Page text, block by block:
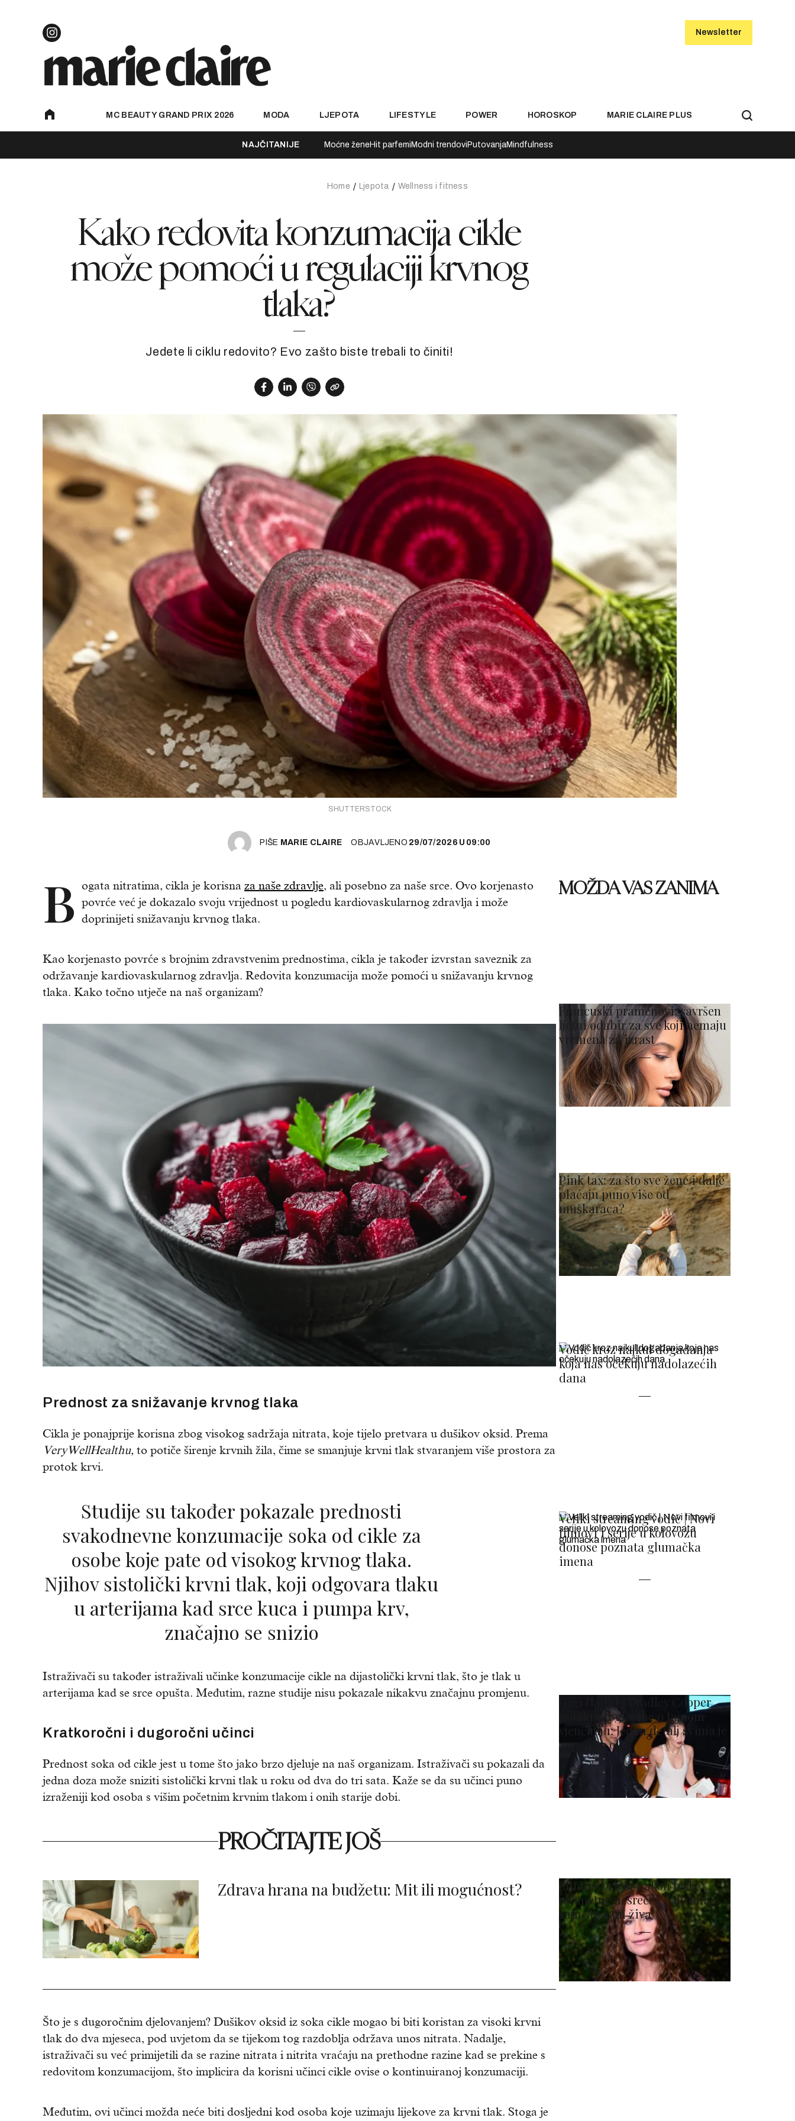
Newsletter
MC BEAUTY GRAND PRIX 2026 MODA LJEPOTA LIFESTYLE POWER HOROSKOP MARIE CLAIRE PLUS
NAJČITANIJE Moćne žene Hit parfemi Modni trendovi PutovanjaMindfulness
Home Ljepota Wellness i fitness
Kako redovita konzumacija cikle
može pomoći u regulaciji krvnog
tlaka?
Jedete li ciklu redovito? Evo zašto biste trebali to činiti!
SHUTTERSTOCK
PIŠE MARIE CLAIRE OBJAVLJENO 29/07/2026 U 09:00
B ogata nitratima, cikla je korisna za naše zdravlje, ali posebno za naše srce. Ovo korjenasto
povrće već je dokazalo svoju vrijednost u pogledu kardiovaskularnog zdravlja i može
doprinijeti snižavanju krvnog tlaka.
Kao korjenasto povrće s brojnim zdravstvenim prednostima, cikla je također izvrstan saveznik za
održavanje kardiovaskularnog zdravlja. Redovita konzumacija može pomoći u snižavanju krvnog
tlaka. Kako točno utječe na naš organizam?
Prednost za snižavanje krvnog tlaka
Cikla je ponajprije korisna zbog visokog sadržaja nitrata, koje tijelo pretvara u dušikov oksid. Prema
VeryWellHealthu, to potiče širenje krvnih žila, čime se smanjuje krvni tlak stvaranjem više prostora za
protok krvi.
Studije su također pokazale prednosti
svakodnevne konzumacije soka od cikle za
osobe koje pate od visokog krvnog tlaka.
Njihov sistolički krvni tlak, koji odgovara tlaku
u arterijama kad srce kuca i pumpa krv,
značajno se snizio
Istraživači su također istraživali učinke konzumacije cikle na dijastolički krvni tlak, što je tlak u
arterijama kad se srce opušta. Međutim, razne studije nisu pokazale nikakvu značajnu promjenu.
Kratkoročni i dugoročni učinci
Prednost soka od cikle jest u tome što jako brzo djeluje na naš organizam. Istraživači su pokazali da
jedna doza može sniziti sistolički krvni tlak u roku od dva do tri sata. Kaže se da su učinci puno
izraženiji kod osoba s višim početnim krvnim tlakom i onih starije dobi.
PROČITAJTE JOŠ
Zdrava hrana na budžetu: Mit ili mogućnost?
Što je s dugoročnim djelovanjem? Dušikov oksid iz soka cikle mogao bi biti koristan za visoki krvni
tlak do dva mjeseca, pod uvjetom da se tijekom tog razdoblja održava unos nitrata. Nadalje,
istraživači su već primijetili da se razine nitrata i nitrita vraćaju na prethodne razine kad se prekine s
redovitom konzumacijom, što implicira da korisni učinci cikle ovise o kontinuiranoj konzumaciji.
Međutim, ovi učinci možda neće biti dosljedni kod osoba koje uzimaju lijekove za krvni tlak. Stoga je
MOŽDA VAS ZANIMA
Francuski pramenovi: savršen
ljetni odabir za sve koji nemaju
vremena za izrast
Pink tax: za što sve žene i dalje
plaćaju puno više od
muškaraca?
Vodič kroz najkul događanja
koja nas očekuju nadolazećih
dana
Veliki streaming vodič | Novi
filmovi i serije u kolovozu
donose poznata glumačka
imena
Gigi Hadid i Bradley Cooper
potaknuli glasine o tajnom
vjenčanju: Jedan detalj svima je
zapeo za oko
Minnie Driver nakon teške
prometne nesreće: 'Zahvalna
sam što sam živa'